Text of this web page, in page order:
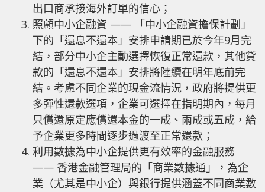
出口商承接海外訂單的信心；
照顧中小企融資 —— 「中小企融資擔保計劃」
下的「還息不還本」安排申請期已於今年9月完
結，部分中小企主動選擇恢復正常還款，其他貸
款的「還息不還本」安排將陸續在明年底前完
結。考慮不同企業的現金流情況，政府將提供更
多彈性還款選項，企業可選擇在指明期內，每月
只償還原定應償還本金的一成、兩成或五成，給
予企業更多時間逐步過渡至正常還款；
利用數據為中小企提供更有效率的金融服務
—— 香港金融管理局的「商業數據通」，為企
業（尤其是中小企）與銀行提供涵蓋不同商業數